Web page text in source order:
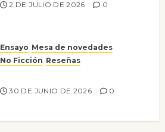
2 DE JULIO DE 2026 0
Ensayo Mesa de novedades
No Ficción Reseñas
30 DE JUNIO DE 2026 0